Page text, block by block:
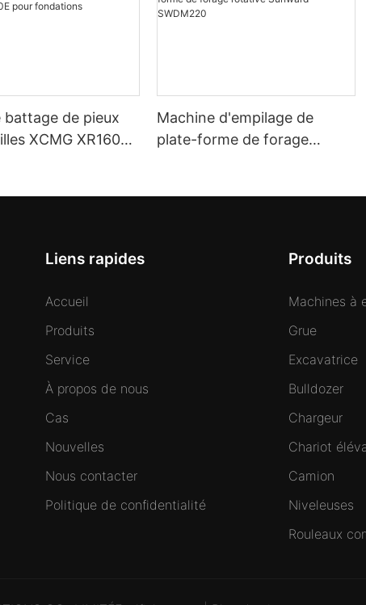
battage de pieux
XCMG XR160E
Machine d'empilage de
plate-forme de forage
Liens rapides
Accueil
Produits
Service
À propos de nous
Cas
Nouvelles
Nous contacter
Politique de confidentialité
Produits
Machines à
Grue
Excavatrice
Bulldozer
Chargeur
Chariot
Camion
Niveleuses
Rouleaux